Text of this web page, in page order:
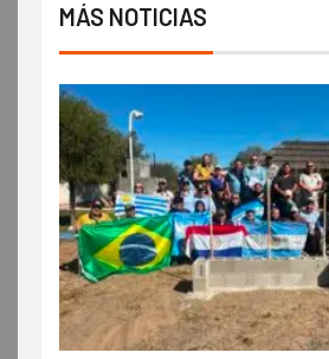
MÁS NOTICIAS